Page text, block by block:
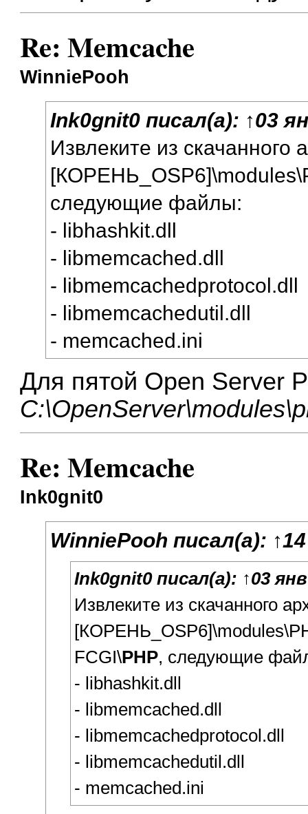
Re: Memcache
WinniePooh
Ink0gnit0 писал(а): ↑03
Извлеките из скачанного
следующие файлы:
- libhashkit.dll
- libmemcached.dll
- libmemcachedprotocol.dll
- libmemcachedutil.dll
- memcached.ini
Для пятой Open Server
Re: Memcache
Ink0gnit0
WinniePooh писал(а): ↑
Ink0gnit0писал(а): ↑03
Извлеките из скачанного
FCGI\PHP, следующие
- libhashkit.dll
- libmemcached.dll
- libmemcachedprotocol.dll
- libmemcachedutil.dll
- memcached.ini